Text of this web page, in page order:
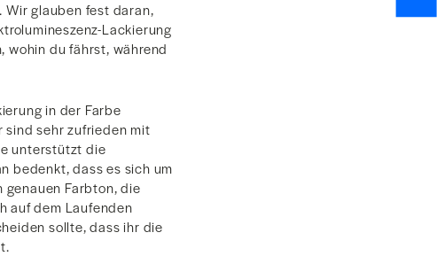
Wir glauben fest daran,
Lackierung
wohin du fährst, während
in der Farbe
sind sehr zufrieden mit
unterstützt die
bedenkt, dass es sich um
genauen Farbton, die
auf dem Laufenden
sollte, dass ihr die